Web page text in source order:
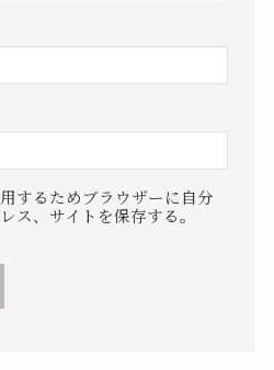
するためブラウザーに自分
ス、サイトを保存する。